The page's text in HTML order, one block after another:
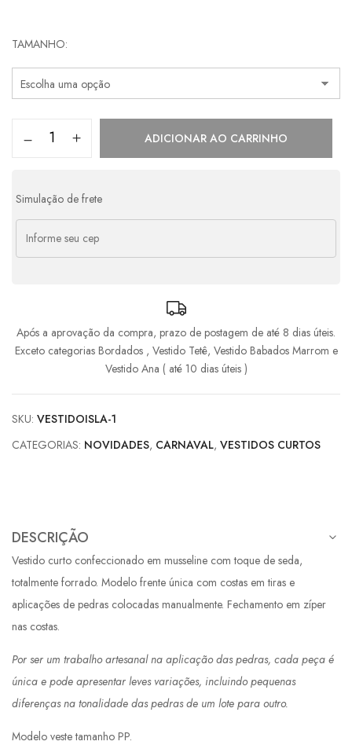
2x deR$349,00s/ juros R$698,00
3x de
5x de R$155,03
TAMANHO
ADICIONAR AO CARRINHO
Simulação de frete
Após a aprovação da compra, prazo de postagem de até 8 dias úteis.
Exceto categorias Bordados , Vestido Tetê, Vestido Babados Marrom e
Vestido Ana ( até 10 dias úteis )
SKU: VESTIDOISLA-1
CATEGORIAS: NOVIDADES, CARNAVAL, VESTIDOS CURTOS
DESCRIÇÃO
Vestido curto confeccionado em musseline com toque de seda,
totalmente forrado. Modelo frente única com costas em tiras e
aplicações de pedras colocadas manualmente. Fechamento em zíper
nas costas.
Por ser um trabalho artesanal na aplicação das pedras, cada peça é
única e pode apresentar leves variações, incluindo pequenas
diferenças na tonalidade das pedras de um lote para outro.
Modelo veste tamanho PP.